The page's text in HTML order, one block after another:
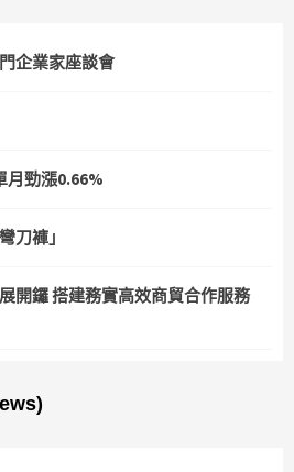
企業家座談會
月勁漲0.66%
刀褲」
開鑼 搭建務實高效商貿合作服務